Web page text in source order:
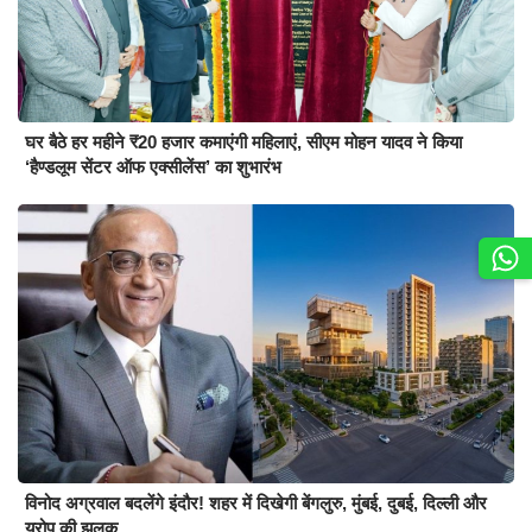
घर बैठे हर महीने ₹20 हजार कमाएंगी महिलाएं, सीएम मोहन यादव ने किया
‘हैण्डलूम सेंटर ऑफ एक्सीलेंस’ का शुभारंभ
विनोद अग्रवाल बदलेंगे इंदौर! शहर में दिखेगी बेंगलुरु, मुंबई, दुबई, दिल्ली और
यूरोप की झलक